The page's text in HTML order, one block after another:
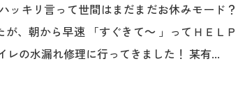
ッキリ言って世間はまだまだお休みモード？
、朝から早速 「すぐきて～ 」ってＨＥＬＰ
レの水漏れ修理に行ってきました！ 某有...